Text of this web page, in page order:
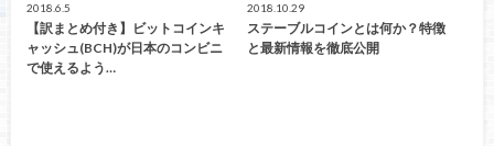
2018.6.5
【訳まとめ付き】ビットコインキ
ャッシュ(BCH)が日本のコンビニ
で使えるよう…
2018.10.29
ステーブルコインとは何か？特徴
と最新情報を徹底公開